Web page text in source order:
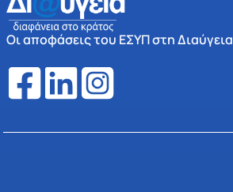
Οι αποφάσεις του ΕΣΥΠ στη Διαύγεια